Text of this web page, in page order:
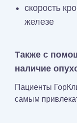
скорость
железе
Также с
наличие
Пациенты
самым